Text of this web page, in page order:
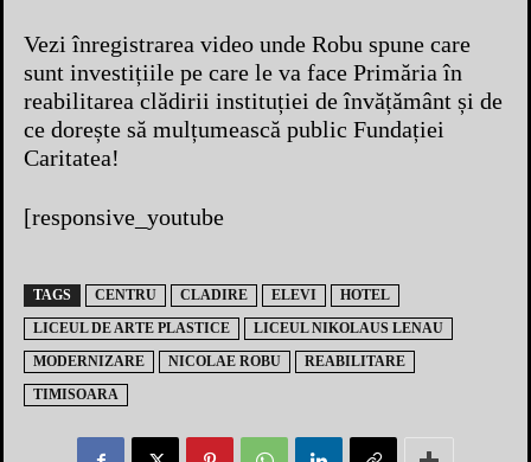
Vezi înregistrarea video unde Robu spune care
sunt investițiile pe care le va face Primăria în
reabilitarea clădirii instituției de învățământ și de
ce dorește să mulțumească public Fundației
Caritatea!
[responsive_youtube
TAGS CENTRU CLADIRE ELEVI
HOTEL
LICEUL DE ARTE PLASTICE
LICEUL NIKOLAUS LENAU
MODERNIZARE
NICOLAE ROBU
REABILITARE
TIMISOARA